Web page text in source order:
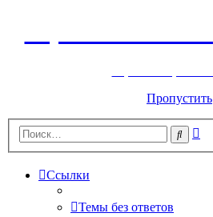
Пропустить
Поиск
Ссылки
Темы без ответов